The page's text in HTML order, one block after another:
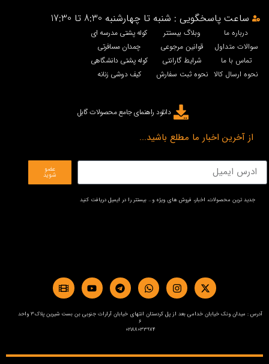
ساعت پاسخگویی : شنبه تا چهارشنبه 8:30 تا 17:30
درباره ما
سوالات متداول
تماس با ما
نحوه ارسال کالا
وبلاگ بیستتر
قوانین مرجوعی
شرایط گارانتی
نحوه ثبت سفارش
کوله پشتی مدرسه ای
چمدان مسافرتی
کوله پشتی دانشگاهی
کیف دوشی زنانه
دانلود راهنمای جامع محصولات گابل
از آخرین اخبار ما مطلع باشید...
عضو
شوید
جدید ترین محصولات، اخبار، فروش های ویژه و… بیستتر را در ایمیل دریافت کنید
آدرس : میدان ونک خیابان خدامی بعد از پل کردستان انتهای خیابان آرارات جنوبی بن بست شیرین پلاک3 واحد
6
02188033974